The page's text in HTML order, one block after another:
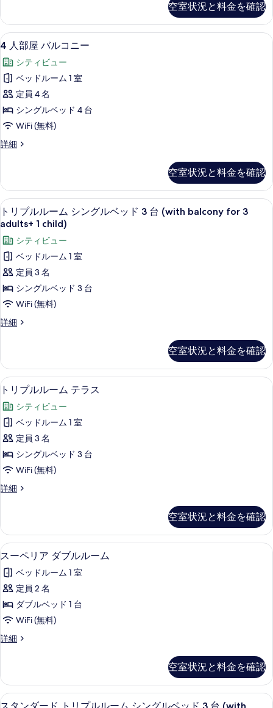
て
の
写
真
を
表
示
す
る
ー
ム
の
細
空室状況と料金を確認
4
人
部
屋
バ
ル
コ
ニ
の
す
べ
て
の
写
真
を
表
示
1
4 人部屋 バルコニー
シティビュー
ベッドルーム 1 室
定員 4 名
シングルベッド 4 台
WiFi (無料)
詳細
4
バ
ル
コ
ニ
の
詳
細
空室状況と料金を確認
ト
リ
プ
ル
ル
ー
ム
シ
ル
ベ
ッ
ド
3
台
(with
balcony
for
1
child)
の
す
べ
て
の
写
表
示
1
トリプルルーム シングルベッド 3 台 (with balcony for 3
adults+ 1 child)
シティビュー
ベッドルーム 1 室
定員 3 名
シングルベッド 3 台
WiFi (無料)
詳細
ト
ル
ー
ム
ン
グ
ル
ベ
ッ
ド
台
3
adults+
1
child)
の
詳
空室状況と料金を確認
ト
リ
プ
ル
ル
ー
テ
ス
の
す
べ
て
の
写
真
示
す
4
トリプルルーム テラス
シティビュー
ベッドルーム 1 室
定員 3 名
シングルベッド 3 台
WiFi (無料)
詳細
ト
ル
ー
ム
ラ
ス
詳
細
空室状況と料金を確認
ス
ー
ペ
リ
ア
ブ
ル
ー
3
スーペリア ダブルルーム
ベッドルーム 1 室
定員 2 名
ダブルベッド 1 台
WiFi (無料)
詳細
ス
ア
ダ
ブ
空室状況と料金を確認
ス 1